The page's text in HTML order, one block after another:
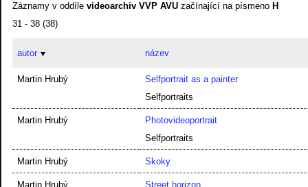
Záznamy v oddíle videoarchiv VVP AVU začínající na písmeno H
31 - 38 (38)
autor název
Martin Hrubý
Selfportrait as a painter
Selfportraits
Martin Hrubý
Photovideoportrait
Selfportraits
Martin Hrubý Skoky
Martin Hrubý Street horizon